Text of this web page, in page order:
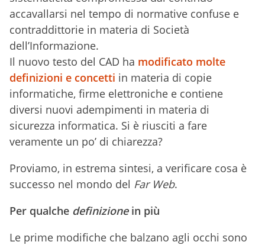
accavallarsi nel tempo di normative confuse e
contraddittorie in materia di Società
dell’Informazione.
Il nuovo testo del CAD ha modificato molte
definizioni e concetti in materia di copie
informatiche, firme elettroniche e contiene
diversi nuovi adempimenti in materia di
sicurezza informatica. Si è riusciti a fare
veramente un po’ di chiarezza?
Proviamo, in estrema sintesi, a verificare cosa è
successo nel mondo del Far Web.
Per qualche definizionein più
Le prime modifiche che balzano agli occhi sono